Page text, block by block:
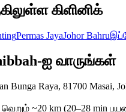
கிளினிக்
Permas JayaJohor Bahru
ஐ வாருங்கள்
Bunga Raya, 81700 Masai,
வெறும் ~20 km (20–28 min